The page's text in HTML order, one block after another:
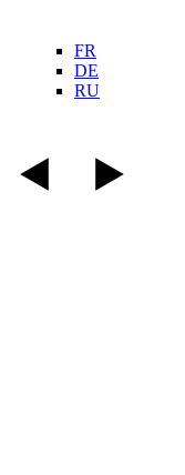
FR
DE
RU